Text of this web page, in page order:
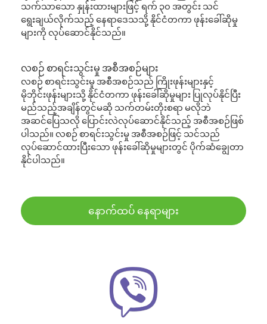
သက်သာသော နှုန်းထားများဖြင့် ရက် ၃၀ အတွင်း သင်
ရွေးချယ်လိုက်သည့် နေရာဒေသသို့ နိုင်ငံတကာ ဖုန်းခေါ်ဆိုမှု
များကို လုပ်ဆောင်နိုင်သည်။
လစဉ် စာရင်းသွင်းမှု အစီအစဉ်များ
လစဉ် စာရင်းသွင်းမှု အစီအစဉ်သည် ကြိုးဖုန်းများနှင့်
မိုဘိုင်းဖုန်းများသို့ နိုင်ငံတကာ ဖုန်းခေါ်ဆိုမှုများ ပြုလုပ်နိုင်ပြီး
မည်သည့်အချိန်တွင်မဆို သက်တမ်းတိုးစရာ မလိုဘဲ
အဆင်ပြေသလို ပြောင်းလဲလုပ်ဆောင်နိုင်သည့် အစီအစဉ်ဖြစ်
ပါသည်။ လစဉ် စာရင်းသွင်းမှု အစီအစဉ်ဖြင့် သင်သည်
လုပ်ဆောင်ထားပြီးသော ဖုန်းခေါ်ဆိုမှုများတွင် ပိုက်ဆံချွေတာ
နိုင်ပါသည်။
နောက်ထပ် နေရာများ